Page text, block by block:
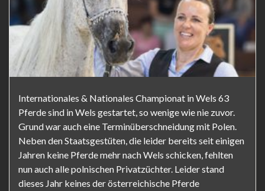
Internationales & Nationales Championat in Wels 63
Pferde sind in Wels gestartet, so wenige wie nie zuvor.
Grund war auch eine Terminüberschneidung mit Polen.
Neben den Staatsgestüten, die leider bereits seit einigen
Jahren keine Pferde mehr nach Wels schicken, fehlten
nun auch alle polnischen Privatzüchter. Leider stand
dieses Jahr keines der österreichische Pferde